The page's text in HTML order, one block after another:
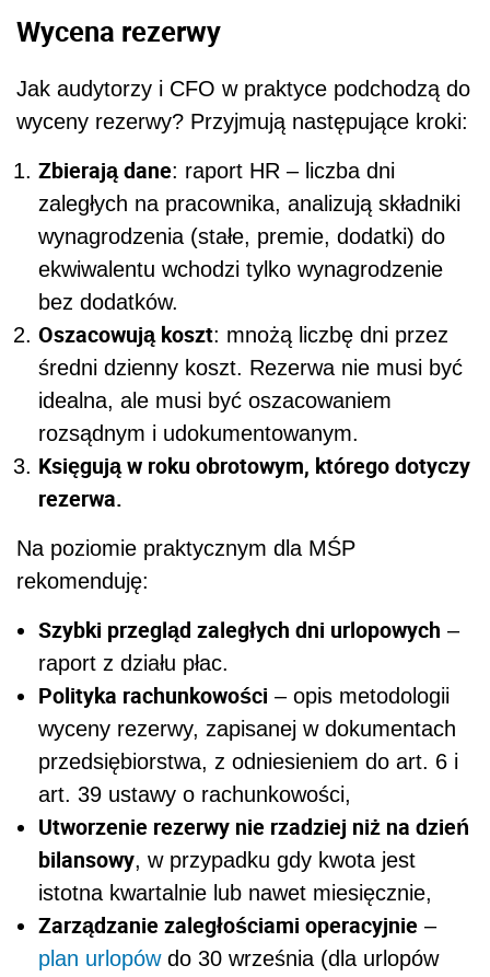
Wycena rezerwy
Jak audytorzy i CFO w praktyce podchodzą do
wyceny rezerwy? Przyjmują następujące kroki:
Zbierają dane: raport HR – liczba dni
zaległych na pracownika, analizują składniki
wynagrodzenia (stałe, premie, dodatki) do
ekwiwalentu wchodzi tylko wynagrodzenie
bez dodatków.
Oszacowują koszt: mnożą liczbę dni przez
średni dzienny koszt. Rezerwa nie musi być
idealna, ale musi być oszacowaniem
rozsądnym i udokumentowanym.
Księgują w roku obrotowym, którego dotyczy
rezerwa.
Na poziomie praktycznym dla MŚP
rekomenduję:
Szybki przegląd zaległych dni urlopowych –
raport z działu płac.
Polityka rachunkowości – opis metodologii
wyceny rezerwy, zapisanej w dokumentach
przedsiębiorstwa, z odniesieniem do art. 6 i
art. 39 ustawy o rachunkowości,
Utworzenie rezerwy nie rzadziej niż na dzień
bilansowy, w przypadku gdy kwota jest
istotna kwartalnie lub nawet miesięcznie,
Zarządzanie zaległościami operacyjnie –
plan urlopówdo 30 września (dla urlopów